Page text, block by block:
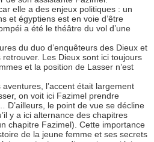
elle a des enjeux politiques : un
et égyptiens est en voie d’être
a été le théâtre du vol d’une
du duo d’enquêteurs des Dieux et
Les Dieux sont ici toujours
et la position de Lasser n’est
l’accent était largement
on voit ici Fazimel prendre
D’ailleurs, le point de vue se décline
y a ici alternance des chapitres
chapitre Fazimel). Cette importance
de la jeune femme et ses secrets